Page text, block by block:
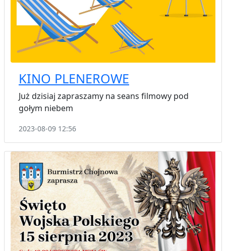
KINO PLENEROWE
Już dzisiaj zapraszamy na seans filmowy pod
gołym niebem
2023-08-09 12:56